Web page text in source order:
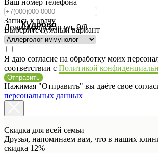
Кудрово
Ленинградская ул. 9/8
Ваш номер телефона
Запись к врачу
Выберите нужный вариант
Я даю согласие на обработку моих
соответствии с Политикой
Отправить
Нажимая "Отправить" вы даёте свое
персональных данных
Скидка для всей семьи
Друзья, напоминаем вам, что в наших
скидка 12%